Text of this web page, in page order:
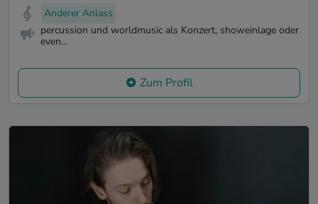
Anderer Anlass
percussion und worldmusic als Konzert, showeinlage oder
even...
Zum Profil